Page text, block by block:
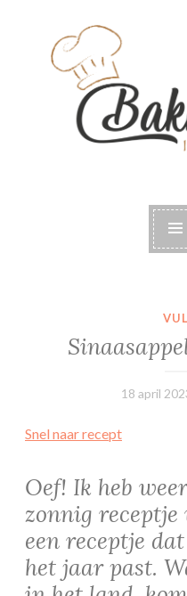
18 april
Snel naar recept
Oef! Ik heb
zonnig
een receptje
het jaar past.